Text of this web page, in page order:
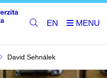
EN
David Sehnálek